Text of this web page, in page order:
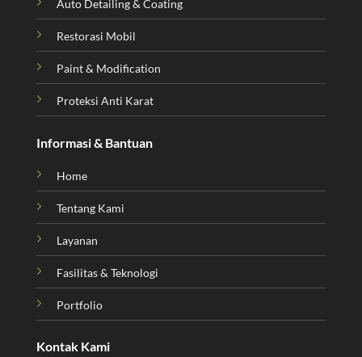
Auto Detailing & Coating
Restorasi Mobil
Paint & Modification
Proteksi Anti Karat
Informasi & Bantuan
Home
Tentang Kami
Layanan
Fasilitas & Teknologi
Portfolio
Kontak Kami